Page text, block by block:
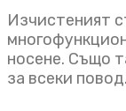
Изчистеният
носене. Също
за всеки повод.